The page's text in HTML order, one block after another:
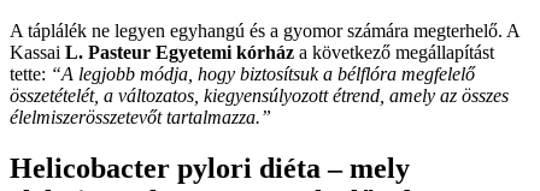
A táplálék ne legyen egyhangú és a gyomor számára megterhelő. A
Kassai L. Pasteur Egyetemi kórház a következő megállapítást
tette: “A legjobb módja, hogy biztosítsuk a bélflóra megfelelő
összetételét, a változatos, kiegyensúlyozott étrend, amely az összes
élelmiszerösszetevőttartalmazza.”
Helicobacter pylori diéta – mely